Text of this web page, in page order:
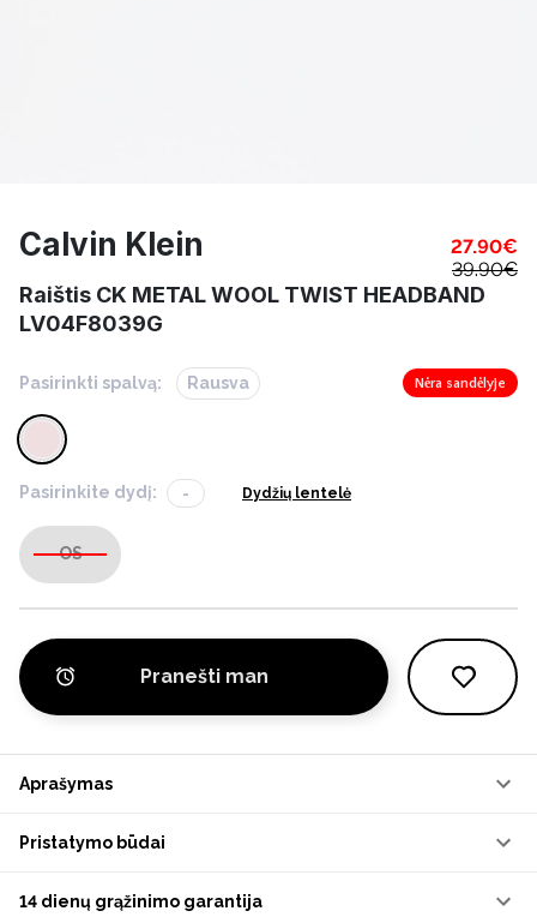
Calvin Klein 27.90€
39.90€
Raištis CK METAL WOOL TWIST HEADBAND
LV04F8039G
Pasirinkti spalvą: Rausva Nėra sandėlyje
Pasirinkite dydį: - Dydžių lentelė
OS
Pranešti man
Aprašymas
Pristatymo būdai
14 dienų grąžinimo garantija